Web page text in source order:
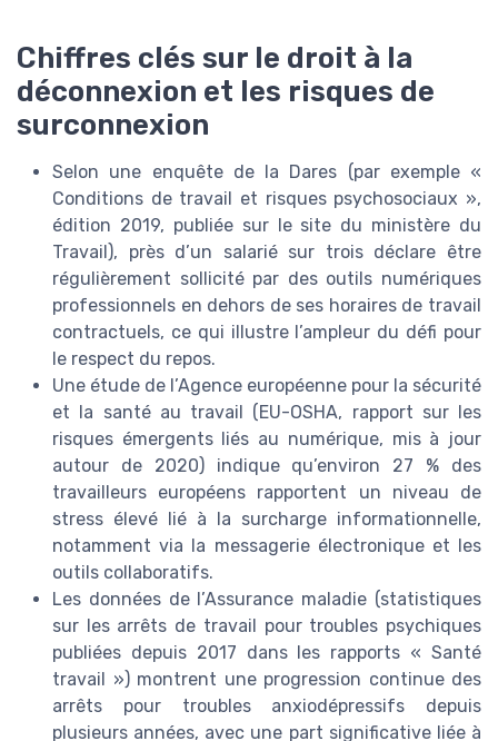
Chiffres clés sur le droit à la
déconnexion et les risques de
surconnexion
Selon une enquête de la Dares (par exemple «
Conditions de travail et risques psychosociaux »,
édition 2019, publiée sur le site du ministère du
Travail), près d’un salarié sur trois déclare être
régulièrement sollicité par des outils numériques
professionnels en dehors de ses horaires de travail
contractuels, ce qui illustre l’ampleur du défi pour
le respect du repos.
Une étude de l’Agence européenne pour la sécurité
et la santé au travail (EU-OSHA, rapport sur les
risques émergents liés au numérique, mis à jour
autour de 2020) indique qu’environ 27 % des
travailleurs européens rapportent un niveau de
stress élevé lié à la surcharge informationnelle,
notamment via la messagerie électronique et les
outils collaboratifs.
Les données de l’Assurance maladie (statistiques
sur les arrêts de travail pour troubles psychiques
publiées depuis 2017 dans les rapports « Santé
travail ») montrent une progression continue des
arrêts pour troubles anxiodépressifs depuis
plusieurs années, avec une part significative liée à